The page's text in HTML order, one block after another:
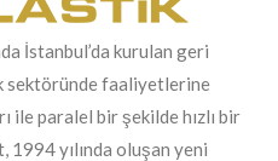
İstanbul’da kurulan geri
sektöründe faaliyetlerine
ile paralel bir şekilde hızlı bir
1994 yılında oluşan yeni